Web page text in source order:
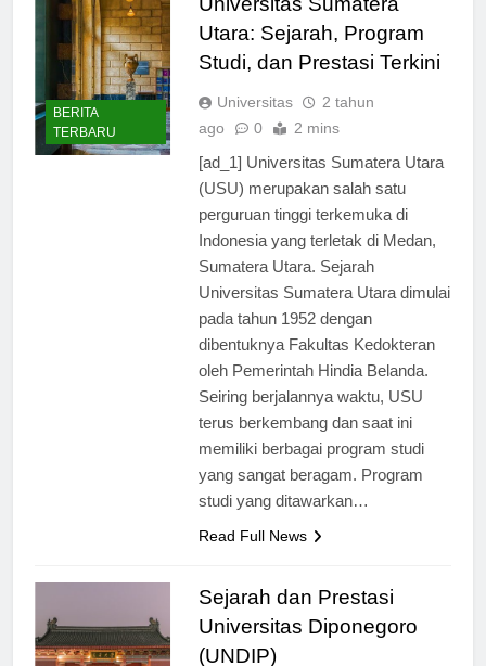
BERITA
TERBARU
Universitas Sumatera
Utara: Sejarah, Program
Universitas
2 tahun
[ad_1] Universitas Sumatera Utara
(USU) merupakan salah satu
perguruan tinggi terkemuka di
Indonesia yang terletak di Medan,
Sumatera Utara. Sejarah
Universitas Sumatera Utara dimulai
pada tahun 1952 dengan
dibentuknya Fakultas Kedokteran
oleh Pemerintah Hindia Belanda.
Seiring berjalannya waktu, USU
terus berkembang dan saat ini
memiliki berbagai program studi
yang sangat beragam. Program
Sejarah dan Prestasi
Universitas Diponegoro